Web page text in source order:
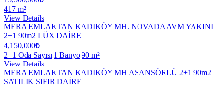
417 m²
View Details
MERA EMLAKTAN KADIKÖY MH. NOVADA AVM YAKINI
2+1 90m2 LÜX DAİRE
4,150,000₺
2+1 Oda Sayısı|1 Banyo|90 m²
View Details
MERA EMLAKTAN KADIKÖY MH ASANSÖRLÜ 2+1 90m2
SATILIK SIFIR DAİRE